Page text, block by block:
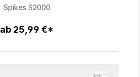
51,49 €
Spikes S2000
ab 25,99 €*